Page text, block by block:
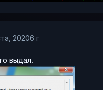
20206 г
выдал.